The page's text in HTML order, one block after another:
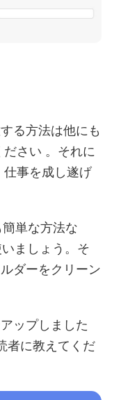
る方法は他にも
さい 。それに
仕事を成し遂げ
単な方法な
ましょう。そ
ダーをクリーン
ップしました
者に教えてくだ